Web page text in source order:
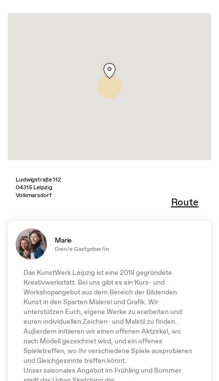
Ludwigstraße 112
04315 Leipzig
Volkmarsdorf
Route
Marie
Dein/e Gastgeber/in
Das KunstWerk Leipzig ist eine 2018 gegründete
Kreativwerkstatt. Bei uns gibt es ein Kurs- und
Workshopangebot aus dem Bereich der Bildenden
Kunst in den Sparten Malerei und Grafik. Wir
unterstützen Euch, eigene Werke zu erarbeiten und
euren individuellen Zeichen- und Malstil zu finden.
Außerdem initiieren wir einen offenen Aktzirkel, wo
nach Modell gezeichnet wird, und ein offenes
Spieletreffen, wo Ihr verschiedene Spiele ausprobieren
und Gleichgesinnte treffen könnt.
Unser saisonales Angebot im Frühling und Sommer